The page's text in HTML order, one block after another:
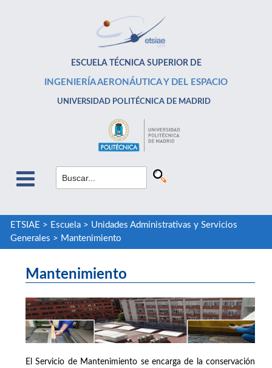
ESCUELA TÉCNICA SUPERIOR DE
INGENIERÍA AERONÁUTICA Y DEL ESPACIO
UNIVERSIDAD POLITÉCNICA DE MADRID
ETSIAE > Escuela> Unidades Administrativas y Servicios
Generales > Mantenimiento
Mantenimiento
El Servicio de Mantenimiento se encarga de la conservación